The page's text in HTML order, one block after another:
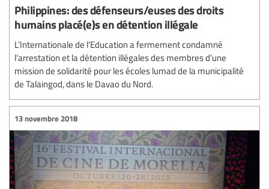
Philippines: des défenseurs/euses des droits
humains placé(e)s en détention illégale
L’Internationale de l’Education a fermement condamné
l’arrestation et la détention illégales des membres d’une
mission de solidarité pour les écoles lumad de la municipalité
de Talaingod, dans le Davao du Nord.
13 novembre 2018